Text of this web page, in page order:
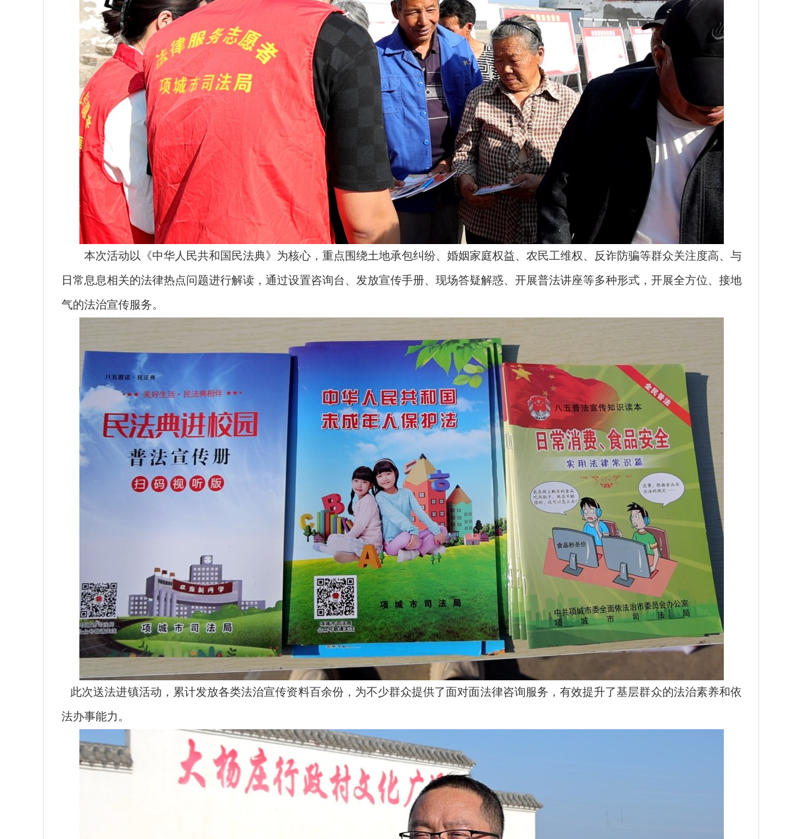
本次活动以《中华人民共和国民法典》为核心，重点围绕土地承包纠纷、婚姻家庭权益、农民工维权、反诈防骗等群众关注度高、与
日常息息相关的法律热点问题进行解读，通过设置咨询台、发放宣传手册、现场答疑解惑、开展普法讲座等多种形式，开展全方位、接地
气的法治宣传服务。
此次送法进镇活动，累计发放各类法治宣传资料百余份，为不少群众提供了面对面法律咨询服务，有效提升了基层群众的法治素养和依
法办事能力。